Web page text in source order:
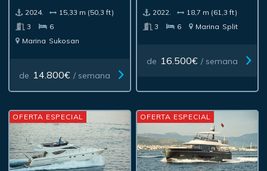
2024.
15,33 m (50,3 ft)
3
6
Marina Sukosan
de 14.800€ / semana
2022.
18,7 m (61,3 ft)
3
6 Marina Split
de 16.500€ / semana
OFERTA ESPECIAL OFERTA ESPECIAL